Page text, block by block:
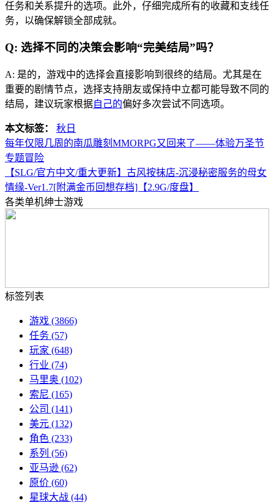
任务和关系提升的选项。此外，仔细完成所有的收藏和支线任
务，以确保解锁全部成就。
Q: 选择不同的决策会影响“完美结局”吗？
A: 是的，游戏中的选择会直接影响到很终的结局。尤其是在
重要的剧情节点，选择支持朋友或保持中立都可能导致不同的
结局，建议玩家根据自己的偏好多次尝试不同选项。
本文标签：
秋日
每年仅限几周的南瓜雕刻MMORPG又回来了——体验万圣节
专题冒险
【SLG/官方中文/重大更新】古风按抹店-沉浸秘密服务的母女
情缘-Ver1.7[附满金币回想存档]【2.9G/度盘】
各类单机绅士游戏
标签列表
游戏 (3866)
任务 (57)
玩家 (648)
行业 (74)
马里奥 (102)
索尼 (165)
公司 (141)
美元 (132)
角色 (233)
系列 (56)
亚马逊 (62)
原价 (60)
星球大战 (44)